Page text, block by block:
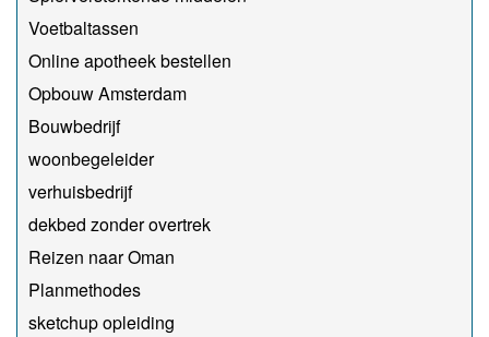
Voetbaltassen
Online apotheek bestellen
Opbouw Amsterdam
Bouwbedrijf
woonbegeleider
verhuisbedrijf
dekbed zonder overtrek
Reizen naar Oman
Planmethodes
sketchup opleiding